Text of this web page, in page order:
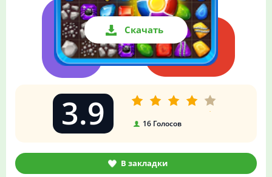
Скачать
3.9 16 Голосов
В закладки